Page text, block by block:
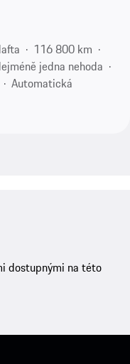
116 800 km
jedna nehoda
Automatická
dostupnými na této